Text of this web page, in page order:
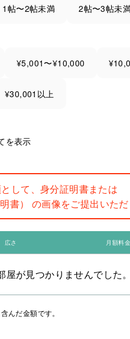
1帖〜2帖未満 2帖〜3帖未
¥5,001〜¥10,000
¥30,001以上
を表示
して、身分証明書または
書） の画像をご提出いた
広さ 月額料
屋が見つかりませんでした。
んだ金額です。